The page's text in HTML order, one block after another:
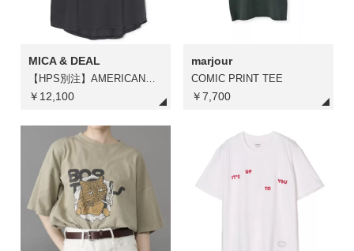
MICA & DEAL
【HPS別注】AMERICANAコラボラメプリントTシャツ
￥12,100
marjour
COMIC PRINT TEE
￥7,700